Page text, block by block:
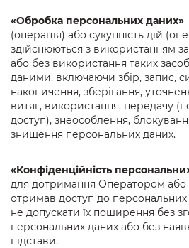
«Обробка персональних даних»
(операція) або сукупність дій
здійснюються з використанням
або без використання таких
даними, включаючи збір, запис,
накопичення, зберігання,
витяг, використання, передачу
доступ), знеособлення,
знищення персональних даних.
«Конфіденційність
для дотримання Оператором
отримав доступ до
не допускати їх поширення без
персональних даних або без
підстави.